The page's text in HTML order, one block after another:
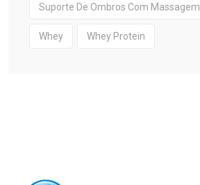
Suporte De Ombros Com Massagem
Whey Whey Protein